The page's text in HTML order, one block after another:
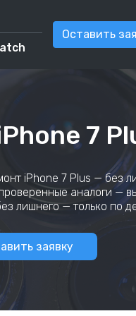
Оставить
7
iPhone 7 Plus — без
аналоги —
лишнего — только по
заявку